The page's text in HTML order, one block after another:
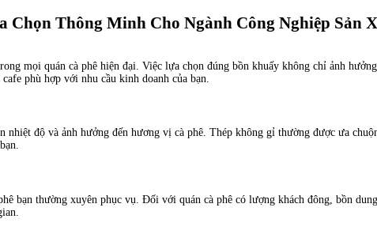
Thông Minh Cho Ngành Công Nghiệp Sản
mọi quán cà phê hiện đại. Việc lựa chọn đúng bồn khuấy không chỉ ảnh
phù hợp với nhu cầu kinh doanh của bạn.
độ và ảnh hưởng đến hương vị cà phê. Thép không gỉ thường được ưa
bạn thường xuyên phục vụ. Đối với quán cà phê có lượng khách đông, bồn